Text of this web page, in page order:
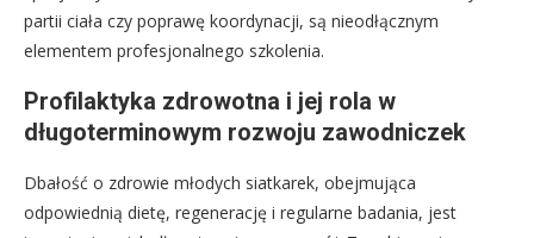
partii ciała czy poprawę koordynacji, są nieodłącznym
elementem profesjonalnego szkolenia.
Profilaktyka zdrowotna i jej rola w
długoterminowym rozwoju zawodniczek
Dbałość o zdrowie młodych siatkarek, obejmująca
odpowiednią dietę, regenerację i regularne badania, jest